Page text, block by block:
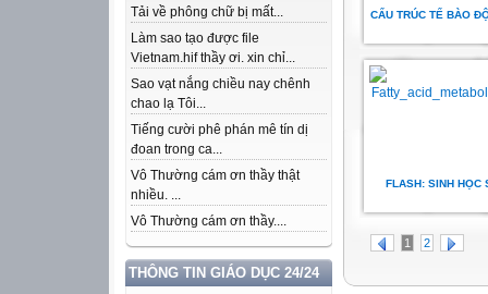
Tải về phông chữ bị mất...
Làm sao tạo được file
Vietnam.hif thầy ơi. xin chỉ...
Sao vạt nắng chiều nay chênh
chao lạ Tôi...
Tiếng cười phê phán mê tín dị
đoan trong ca...
Vô Thường cám ơn thầy thật
nhiều. ...
Vô Thường cám ơn thầy....
THÔNG TIN GIÁO DỤC 24/24
CẤU TRÚC TẾ BÀO
FLASH: SINH HỌC
1 2